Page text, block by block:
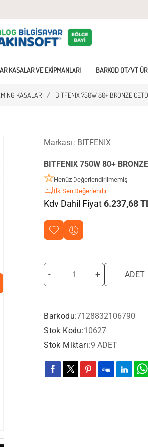
KASALAR VE EKIPMANLARI BARKOD OT/VT
KASALAR / BITFENIX 750W 80+ BRONZE
Markası : BITFENIX
BITFENIX 750W 80+
Henüz Değerlendirilmemiş
İlk Sen Değerlendir
Kdv Dahil Fiyat 6.237,68
- + ADET
Barkodu:7128832106790
Stok Kodu:10627
Stok Miktarı:9 ADET